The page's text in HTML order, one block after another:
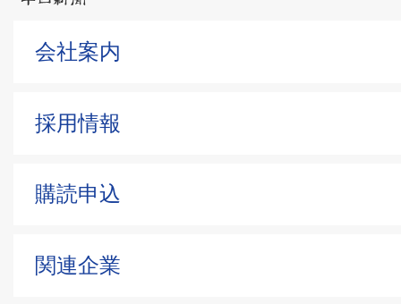
会社案内
採用情報
購読申込
関連企業